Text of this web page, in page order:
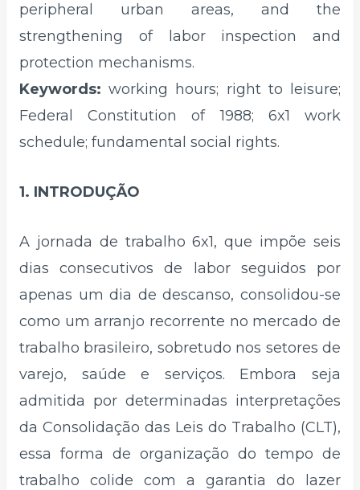
peripheral urban areas, and the
strengthening of labor inspection and
protection mechanisms.
Keywords: working hours; right to leisure;
Federal Constitution of 1988; 6x1 work
schedule; fundamental social rights.
1. INTRODUÇÃO
A jornada de trabalho 6x1, que impõe seis
dias consecutivos de labor seguidos por
apenas um dia de descanso, consolidou-se
como um arranjo recorrente no mercado de
trabalho brasileiro, sobretudo nos setores de
varejo, saúde e serviços. Embora seja
admitida por determinadas interpretações
da Consolidação das Leis do Trabalho (CLT),
essa forma de organização do tempo de
trabalho colide com a garantia do lazer